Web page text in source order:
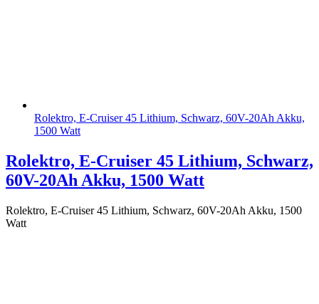
Rolektro, E-Cruiser 45 Lithium, Schwarz, 60V-20Ah Akku,
1500 Watt
Rolektro, E-Cruiser 45 Lithium, Schwarz,
60V-20Ah Akku, 1500 Watt
Rolektro, E-Cruiser 45 Lithium, Schwarz, 60V-20Ah Akku, 1500
Watt